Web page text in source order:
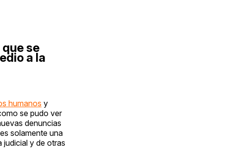
se
a la
humanos y
se pudo ver
denuncias
solamente una
judicial y de otras